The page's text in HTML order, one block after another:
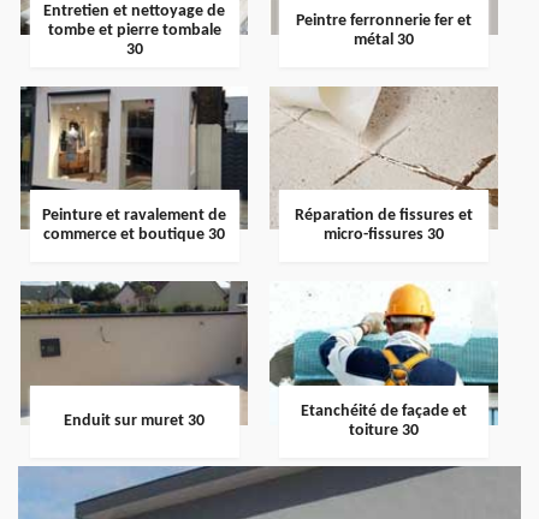
Entretien et nettoyage de
tombe et pierre tombale
30
Peintre ferronnerie fer et
métal 30
Peinture et ravalement de
commerce et boutique 30
Réparation de fissures et
micro-fissures 30
Enduit sur muret 30
Etanchéité de façade et
toiture 30